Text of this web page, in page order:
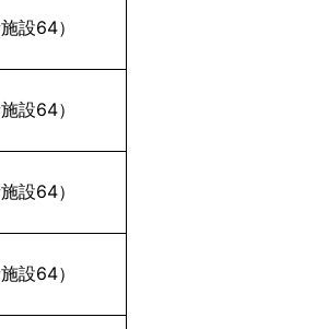
設64）
設64）
設64）
設64）